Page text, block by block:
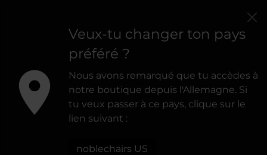
Veux-tu changer ton pays
préféré ?
Nous avons remarqué que tu accèdes à
notre boutique depuis l'Allemagne. Si
tu veux passer à ce pays, clique sur le
lien suivant :
noblechairs US